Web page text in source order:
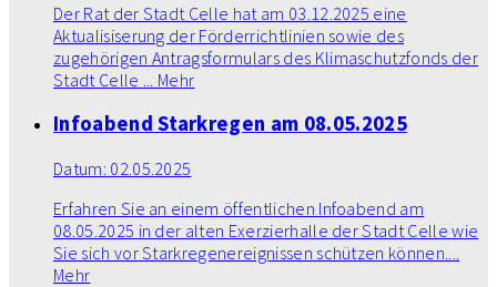
Der Rat der Stadt Celle hat am 03.12.2025 eine
Aktualisiserung der Förderrichtlinien sowie des
zugehörigen Antragsformulars des Klimaschutzfonds der
Stadt Celle ... Mehr
Infoabend Starkregen am 08.05.2025
Datum: 02.05.2025
Erfahren Sie an einem öffentlichen Infoabend am
08.05.2025 in der alten Exerzierhalle der Stadt Celle wie
Sie sich vor Starkregenereignissen schützen können....
Mehr